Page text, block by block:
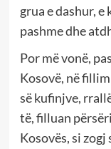
grua e dashur, e
pashme dhe
Por më vonë,
Kosovë, në
së kufinjve,
të, filluan
Kosovës, si